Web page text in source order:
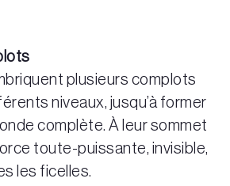
plusieurs complots
niveaux, jusqu’à former
complète. À leur sommet
toute-puissante, invisible,
les ficelles.